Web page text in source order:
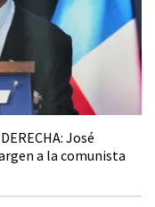
José
a la comunista